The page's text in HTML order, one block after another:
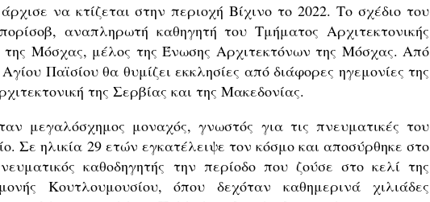
να κτίζεται στην περιοχή Βίχινο το 2022. Το σχέδιο του
αναπληρωτή καθηγητή του Τμήματος Αρχιτεκτονικής
της Μόσχας, μέλος της Ένωσης Αρχιτεκτόνων της Μόσχας. Από
Παϊσίου θα θυμίζει εκκλησίες από διάφορες ηγεμονίες της
της Σερβίας και της Μακεδονίας.
μεγαλόσχημος μοναχός, γνωστός για τις πνευματικές του
Σε ηλικία 29 ετών εγκατέλειψε τον κόσμο και αποσύρθηκε στο
καθοδηγητής την περίοδο που ζούσε στο κελί της
Κουτλουμουσίου, όπου δεχόταν καθημερινά χιλιάδες